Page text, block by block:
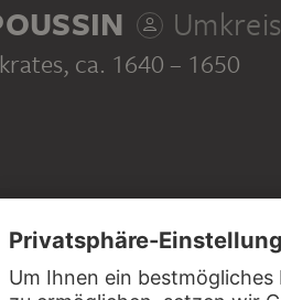
Umkreis
, ca. 1640 – 1650